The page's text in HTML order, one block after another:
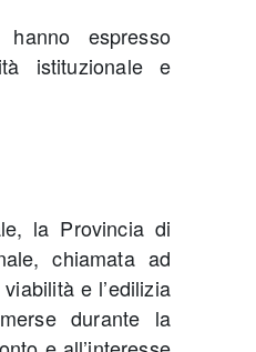
espresso
istituzionale e
la Provincia di
chiamata ad
e l’edilizia
durante la